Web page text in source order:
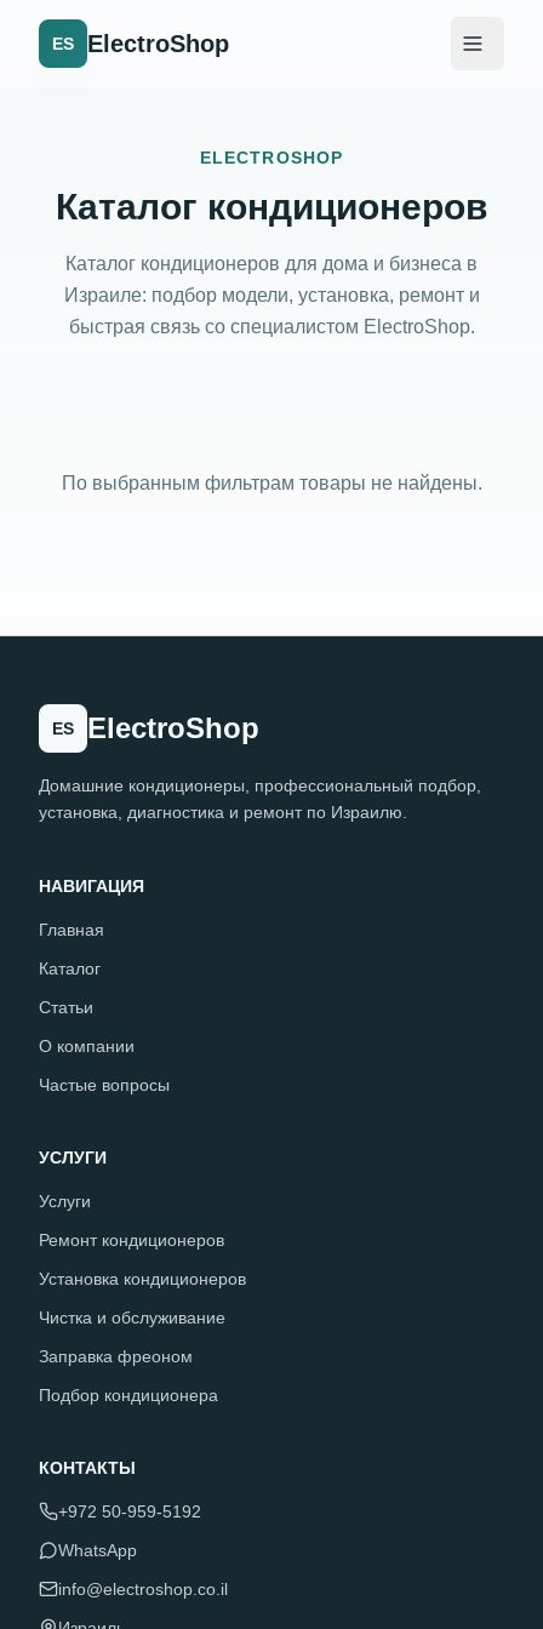
ES ElectroShop
ELECTROSHOP
Каталог кондиционеров
Каталог кондиционеров для дома и бизнеса в
Израиле: подбор модели, установка, ремонт и
быстрая связь со специалистом ElectroShop.
По выбранным фильтрам товары не найдены.
ES ElectroShop
Домашние кондиционеры, профессиональный подбор,
установка, диагностика и ремонт по Израилю.
НАВИГАЦИЯ
Главная
Каталог
Статьи
О компании
Частые вопросы
УСЛУГИ
Услуги
Ремонт кондиционеров
Установка кондиционеров
Чистка и обслуживание
Заправка фреоном
Подбор кондиционера
КОНТАКТЫ
+972 50-959-5192
WhatsApp
info@electroshop.co.il